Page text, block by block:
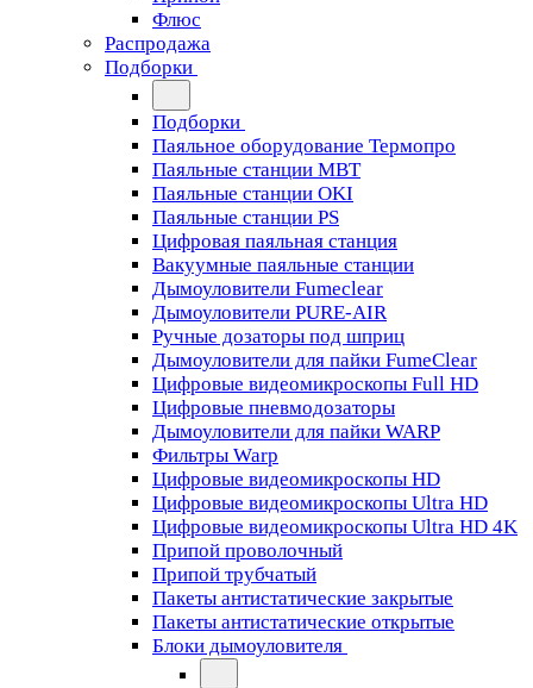
Флюс
Распродажа
Подборки
Подборки
Паяльное оборудование Термопро
Паяльные станции MBT
Паяльные станции OKI
Паяльные станции PS
Цифровая паяльная станция
Вакуумные паяльные станции
Дымоуловители Fumeclear
Дымоуловители PURE-AIR
Ручные дозаторы под шприц
Дымоуловители для пайки FumeClear
Цифровые видеомикроскопы Full HD
Цифровые пневмодозаторы
Дымоуловители для пайки WARP
Фильтры Warp
Цифровые видеомикроскопы HD
Цифровые видеомикроскопы Ultra HD
Цифровые видеомикроскопы Ultra HD 4K
Припой проволочный
Припой трубчатый
Пакеты антистатические закрытые
Пакеты антистатические открытые
Блоки дымоуловителя